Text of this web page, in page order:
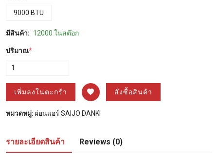
9000 BTU
มีสินค้า: 12000 ในสต๊อก
ปริมาณ*
เพิ่มลงในตะกร้า สั่งซื้อสินค้า
หมวดหมู่: ผ่อนแอร์ SAIJO DANKI
รายละเอียดสินค้า Reviews (0)